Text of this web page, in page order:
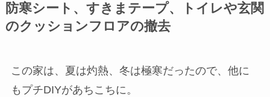
防寒シート、すきまテープ、トイレや玄関
のクッションフロアの撤去
この家は、夏は灼熱、冬は極寒だったので、他に
もプチDIYがあちこちに。